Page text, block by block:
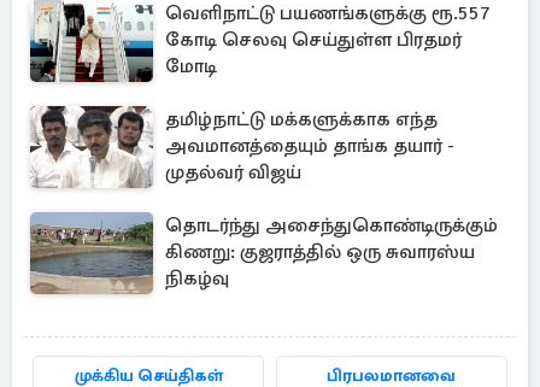
வெளிநாட்டு பயணங்களுக்கு ரூ.557
கோடி செலவு செய்துள்ள பிரதமர்
மோடி
தமிழ்நாட்டு மக்களுக்காக எந்த
அவமானத்தையும் தாங்க தயார் -
முதல்வர் விஜய்
தொடர்ந்து அசைந்துகொண்டிருக்கும்
கிணறு: குஜராத்தில் ஒரு சுவாரஸ்ய
நிகழ்வு
முக்கிய செய்திகள் பிரபலமானவை